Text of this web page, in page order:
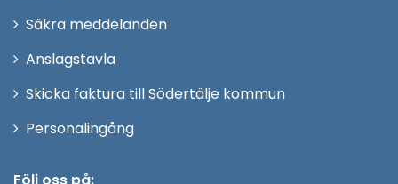
fönster
Säkra meddelanden
Anslagstavla
Skicka faktura till Södertälje kommun
PersonalingångÖppna